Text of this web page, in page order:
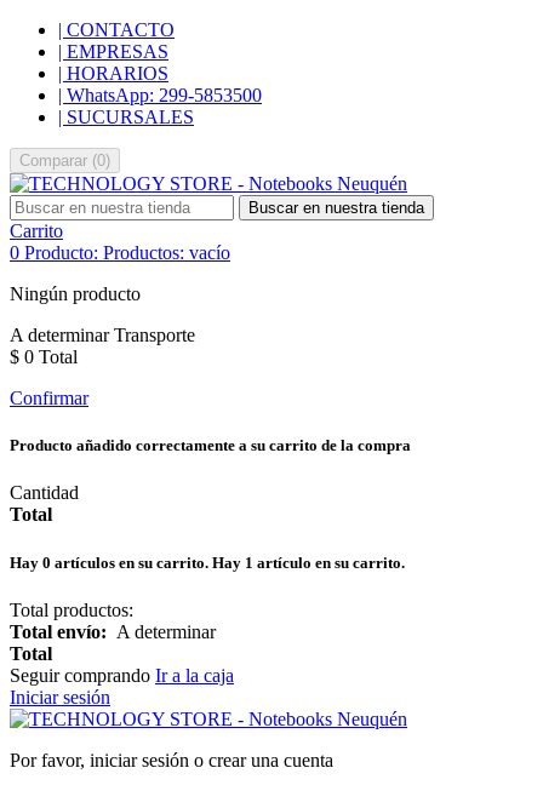
| CONTACTO
| EMPRESAS
| HORARIOS
| WhatsApp: 299-5853500
| SUCURSALES
Comparar (0)
Buscar en nuestra tienda
Carrito
0 Producto: Productos: vacío
Ningún producto
A determinarTransporte
$ 0 Total
Confirmar
Producto añadido correctamente a su carrito de la compra
Cantidad
Total
Hay 0 artículos en su carrito. Hay 1 artículo en su carrito.
Total productos:
Total envío: A determinar
Total
Seguir comprando Ir a la caja
Iniciar sesión
Por favor, iniciar sesión o crear una cuenta